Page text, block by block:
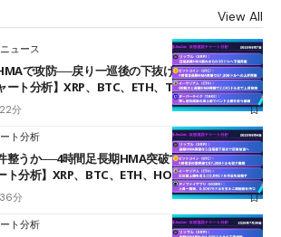
View All
ニュース
で攻防──戻り一巡後の下抜けで0.95ドルを試
ート分析】XRP、BTC、ETH、TAKE
分
ト分析
整うか──4時間足長期HMA突破で雲下端を目指す
ト分析】XRP、BTC、ETH、HOME
分
ト分析